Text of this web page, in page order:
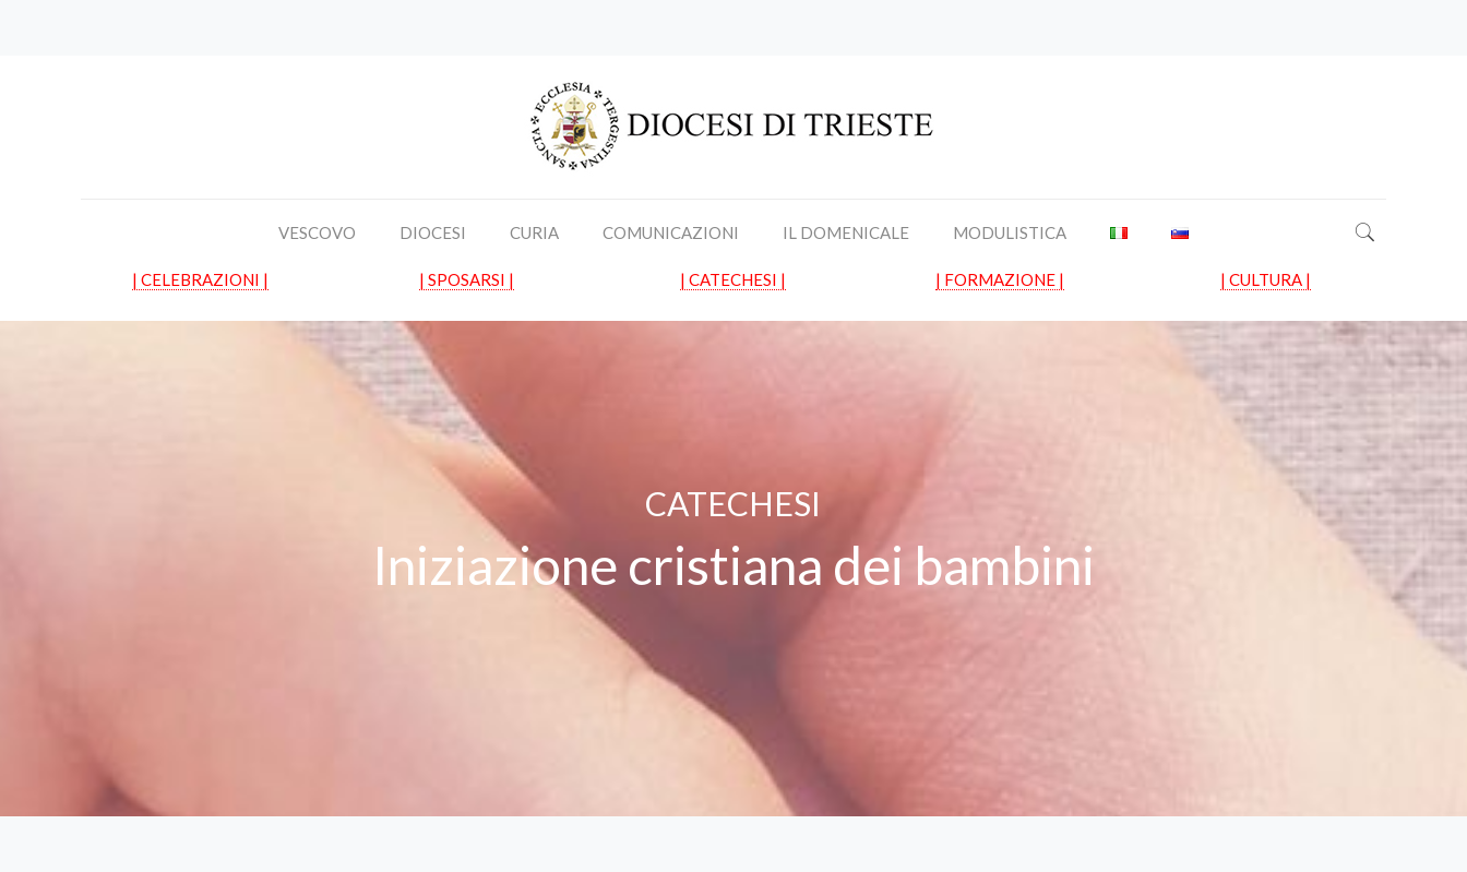
VESCOVO DIOCESI CURIA COMUNICAZIONI IL DOMENICALE MODULISTICA
| CELEBRAZIONI | | SPOSARSI | | CATECHESI | | FORMAZIONE | | CULTURA |
CATECHESI
Iniziazione cristiana dei bambini